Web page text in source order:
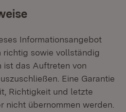
Informationsangebot
sowie vollständig
ist das Auftreten von
Eine Garantie
Richtigkeit und letzte
nicht übernommen werden.